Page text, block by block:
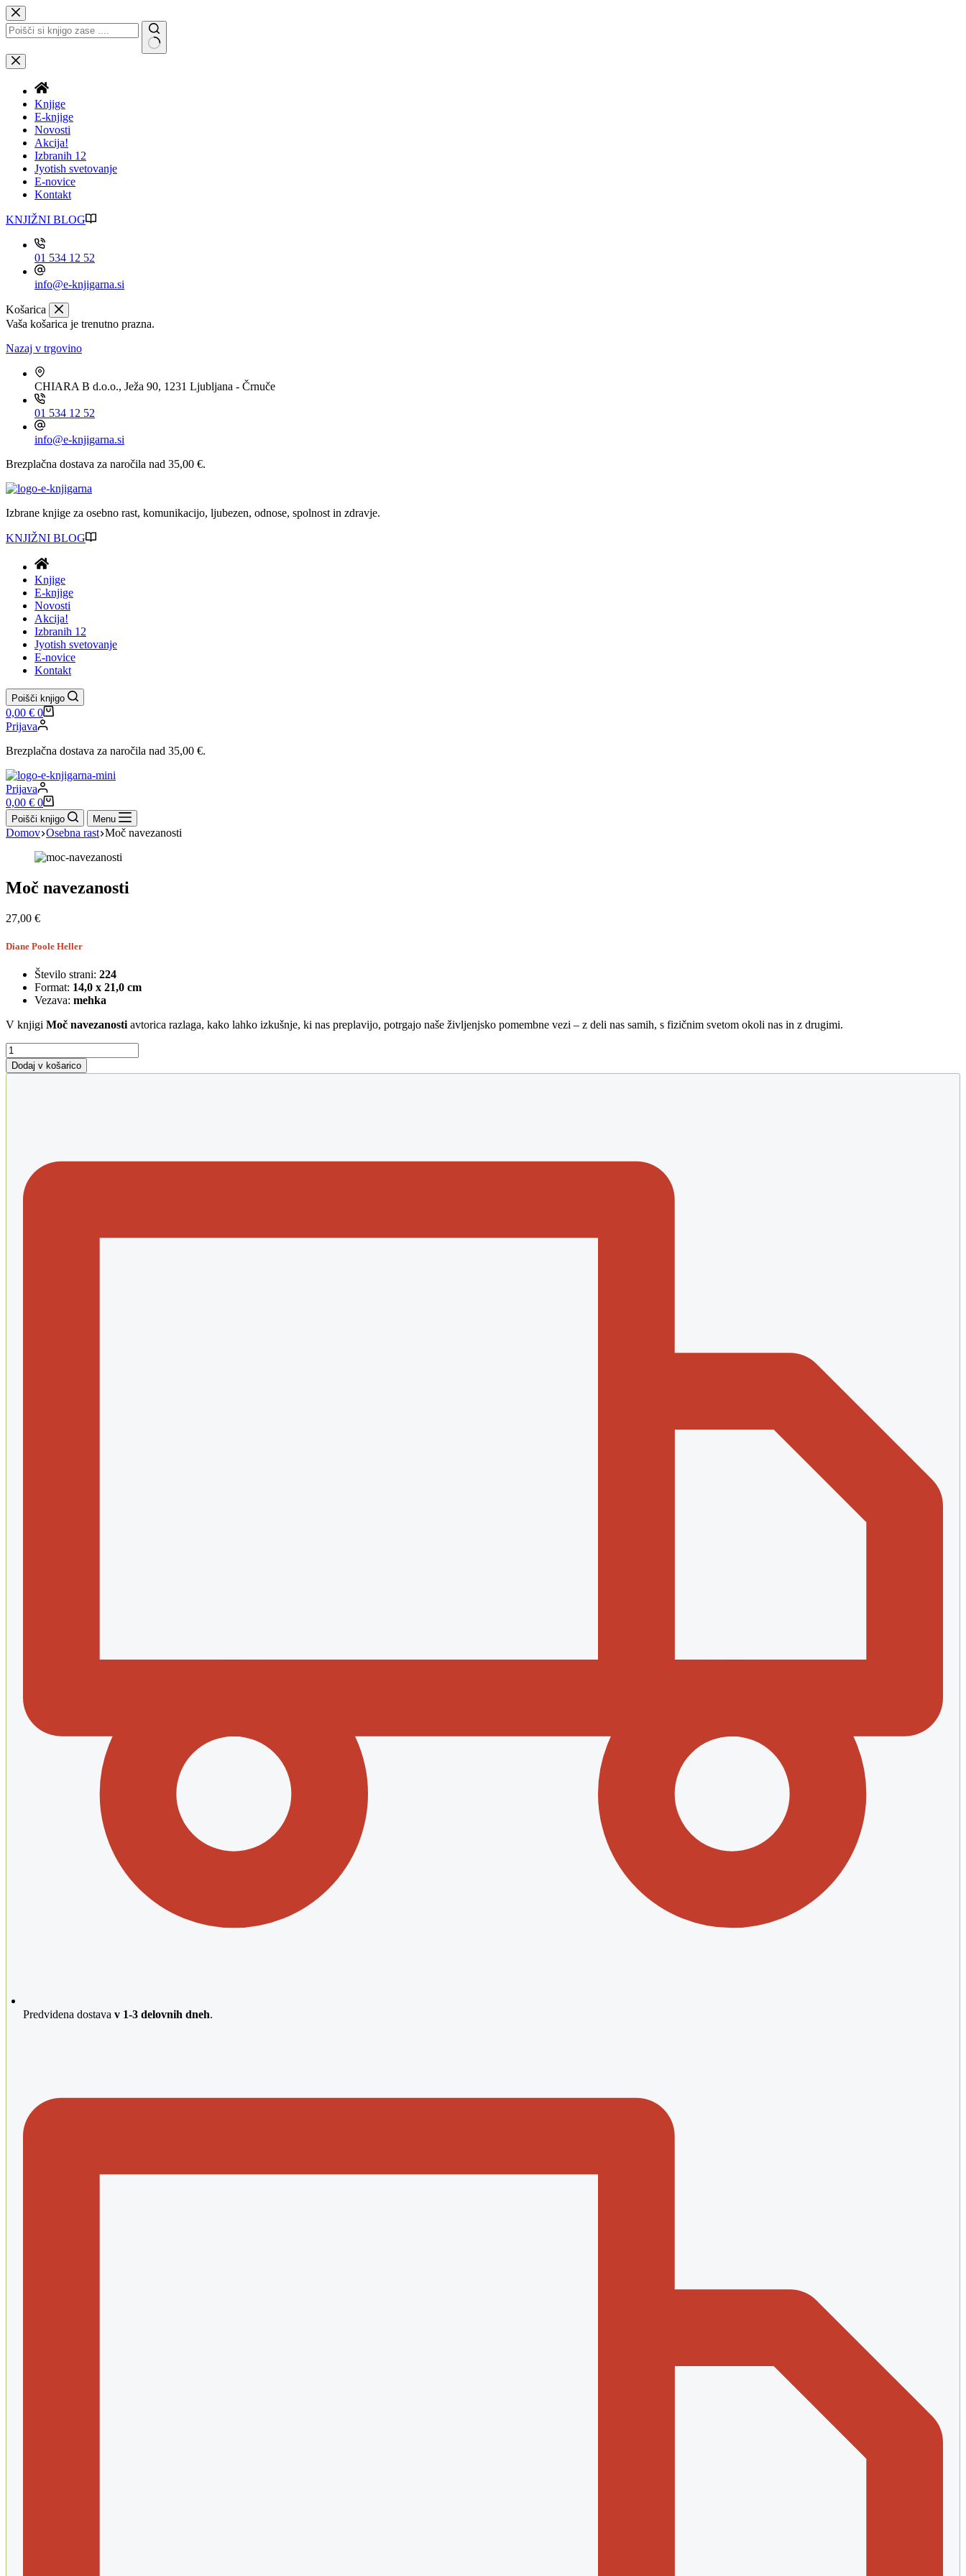
Skip
to
content
No
results
Knjige
E-knjige
Novosti
Akcija!
Izbranih 12
Jyotish svetovanje
E-novice
Kontakt
KNJIŽNI BLOG
01 534 12 52
info@e-knjigarna.si
Košarica
Vaša košarica je trenutno prazna.
Nazaj v trgovino
CHIARA B d.o.o., Ježa 90, 1231 Ljubljana - Črnuče
01 534 12 52
info@e-knjigarna.si
Brezplačna dostava za naročila nad 35,00 €.
Izbrane knjige za osebno rast, komunikacijo, ljubezen, odnose, spolnost in zdravje.
KNJIŽNI BLOG
Knjige
E-knjige
Novosti
Akcija!
Izbranih 12
Jyotish svetovanje
E-novice
Kontakt
Poišči knjigo
Shopping
cart
0,00 € 0
Prijava
Brezplačna dostava za naročila nad 35,00 €.
Prijava
Shopping
cart
0,00 € 0
Poišči knjigo Menu
Domov Osebna rast Moč navezanosti
Moč navezanosti
27,00 €
Diane Poole Heller
Število strani: 224
Format: 14,0 x 21,0 cm
Vezava: mehka
V knjigi Moč navezanosti avtorica razlaga, kako lahko izkušnje, ki nas preplavijo, potrgajo naše življenjsko pomembne vezi – z deli nas samih, s fizičnim svetom okoli nas in z drugimi.
Moč
navezanosti
količina
Dodaj v košarico
Predvidena dostava v 1-3 delovnih dneh.